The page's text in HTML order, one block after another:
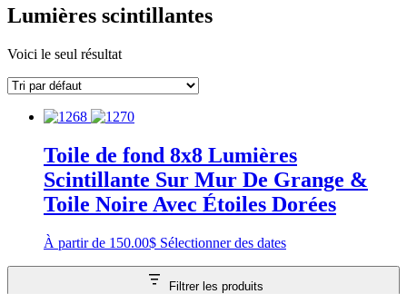
Lumières scintillantes
Voici le seul résultat
Toile de fond 8x8 Lumières
Scintillante Sur Mur De Grange &
Toile Noire Avec Étoiles Dorées
À partir de 150.00$ Sélectionner des dates
Filtrer les produits